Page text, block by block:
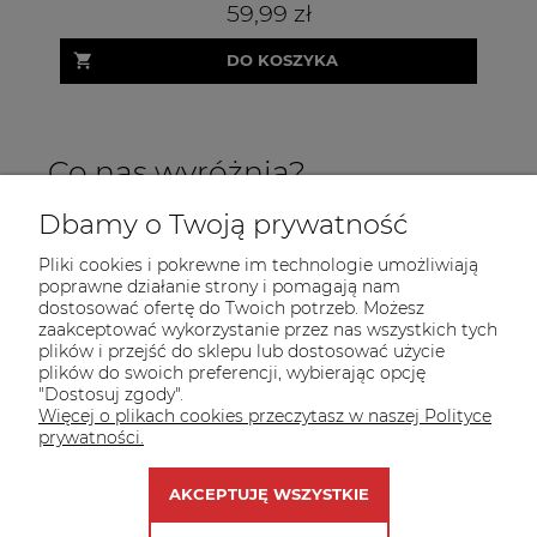
59,99 zł
DO KOSZYKA
Co nas wyróżnia?
INFORMACJE
Dbamy o Twoją prywatność
Pliki cookies i pokrewne im technologie umożliwiają
poprawne działanie strony i pomagają nam
dostosować ofertę do Twoich potrzeb. Możesz
zaakceptować wykorzystanie przez nas wszystkich tych
plików i przejść do sklepu lub dostosować użycie
plików do swoich preferencji, wybierając opcję
"Dostosuj zgody".
Więcej o plikach cookies przeczytasz w naszej Polityce
prywatności.
AKCEPTUJĘ WSZYSTKIE